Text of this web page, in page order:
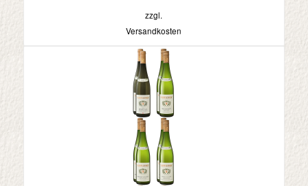
zzgl.
Versandkosten